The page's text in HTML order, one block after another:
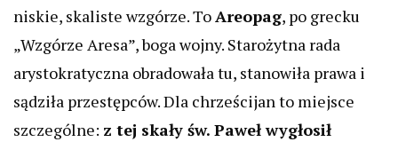
niskie, skaliste wzgórze. ToAreopag, po grecku
„Wzgórze Aresa”, boga wojny. Starożytna rada
arystokratyczna obradowała tu, stanowiła prawa i
sądziła przestępców. Dla chrześcijan to miejsce
szczególne: z tej skały św. Paweł wygłosił